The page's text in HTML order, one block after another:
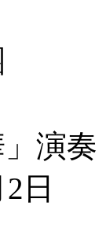
」演奏
日